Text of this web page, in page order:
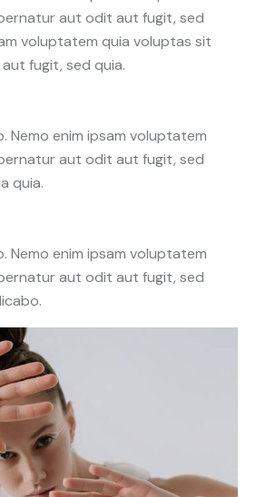
aut odit aut fugit, sed
voluptatem quia voluptas sit
fugit, sed quia.
Nemo enim ipsam voluptatem
aut odit aut fugit, sed
quia.
Nemo enim ipsam voluptatem
aut odit aut fugit, sed